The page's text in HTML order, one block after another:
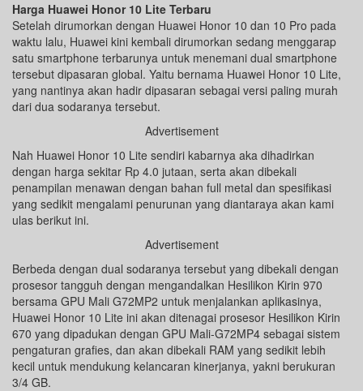
Harga Huawei Honor 10 Lite Terbaru
Setelah dirumorkan dengan Huawei Honor 10 dan 10 Pro pada
waktu lalu, Huawei kini kembali dirumorkan sedang menggarap
satu smartphone terbarunya untuk menemani dual smartphone
tersebut dipasaran global. Yaitu bernama Huawei Honor 10 Lite,
yang nantinya akan hadir dipasaran sebagai versi paling murah
dari dua sodaranya tersebut.
Advertisement
Nah Huawei Honor 10 Lite sendiri kabarnya aka dihadirkan
dengan harga sekitar Rp 4.0 jutaan, serta akan dibekali
penampilan menawan dengan bahan full metal dan spesifikasi
yang sedikit mengalami penurunan yang diantaraya akan kami
ulas berikut ini.
Advertisement
Berbeda dengan dual sodaranya tersebut yang dibekali dengan
prosesor tangguh dengan mengandalkan Hesilikon Kirin 970
bersama GPU Mali G72MP2 untuk menjalankan aplikasinya,
Huawei Honor 10 Lite ini akan ditenagai prosesor Hesilikon Kirin
670 yang dipadukan dengan GPU Mali-G72MP4 sebagai sistem
pengaturan grafies, dan akan dibekali RAM yang sedikit lebih
kecil untuk mendukung kelancaran kinerjanya, yakni berukuran
3/4 GB.